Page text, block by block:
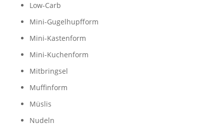
Low-Carb
Mini-Gugelhupfform
Mini-Kastenform
Mini-Kuchenform
Mitbringsel
Muffinform
Müslis
Nudeln